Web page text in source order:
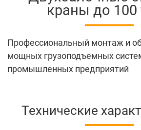
краны до 100
Профессиональный монтаж и
мощных грузоподъемных
промышленных предприятий
Технические